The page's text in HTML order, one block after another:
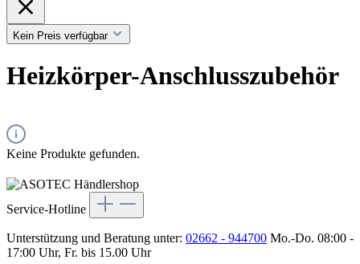
Kein Preis verfügbar
Heizkörper-Anschlusszubehör
Keine Produkte gefunden.
Service-Hotline
Unterstützung und Beratung unter: 02662 - 944700 Mo.-Do. 08:00 -
17:00 Uhr, Fr. bis 15.00 Uhr